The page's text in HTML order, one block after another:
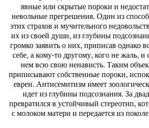
явные или скрытые пороки и
невольные прегрешения. Один из
этих страхов и мучительного
их из своей души, из глубины
громко заявить о них, приписав однако
себе, а кому-то другому, кого не жаль, и
нем всю свою ненависть. Таким
приписывают собственные пороки,
евреи. Антисемитизм имеет
идет из глубины подсознания. За
превратился в устойчивый стереотип,
с молоком матери и передается из